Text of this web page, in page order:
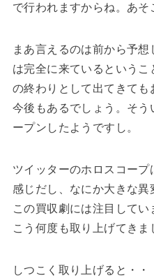
で行われますからね。あそ
まあ言えるのは前から予
は完全に来ているという
の終わりとして出てきて
今後もあるでしょう。そ
ープンしたようですし。
ツイッターのホロスコー
感じだし、なにか大きな異
この買収劇には注目して
こう何度も取り上げてきま
しつこく取り上げると・・